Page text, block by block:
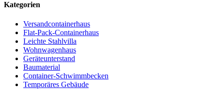
Kategorien
Versandcontainerhaus
Flat-Pack-Containerhaus
Leichte Stahlvilla
Wohnwagenhaus
Geräteunterstand
Baumaterial
Container-Schwimmbecken
Temporäres Gebäude